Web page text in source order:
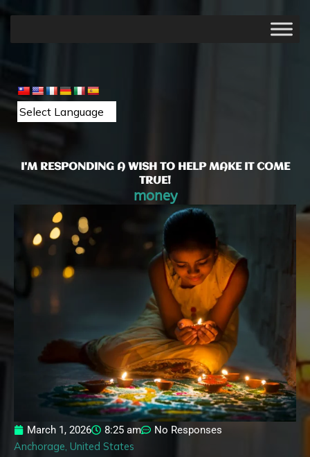
I'M RESPONDING A WISH TO HELP MAKE IT COME
TRUE!
money
March 1, 2026 8:25 am No Responses
Anchorage, United States